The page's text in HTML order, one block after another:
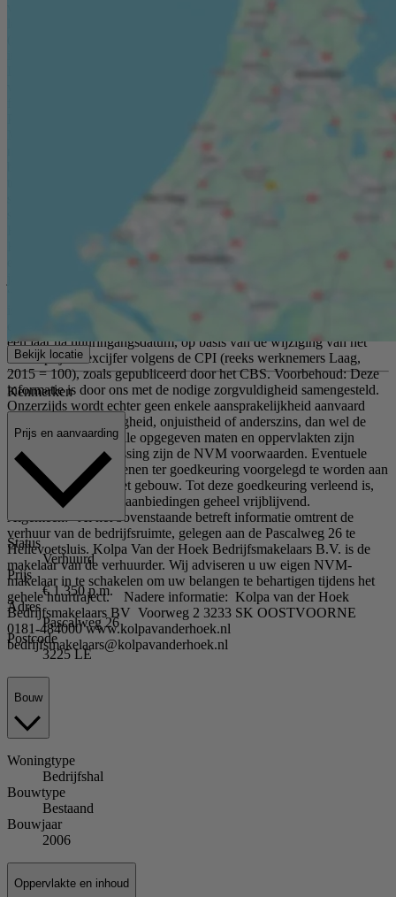
Diverse wandcontactdozen; - Hoogrendement cv-ketel (recent
ter grootte van drie volledige huurtermijnen (inclusief btw en
servicekosten). Betalingswijze: De huurpenningen, inclusief btw en
en andere bedrijfsruimte in de zin van artikel 7:230a BW (versie
“Bedrijventerrein Kickersbloem 2” van de gemeente Hellevoetsluis
is van toepassing. Het object valt onder de bestemming ‘bedrijf tot
en met categorie 3.2’. Huurprijs indexering: Jaarlijks, voor het eerst
één jaar na huuringangsdatum, op basis van de wijziging van het
maandprijsindexcijfer volgens de CPI (reeks werknemers Laag,
2015 = 100), zoals gepubliceerd door het CBS. Voorbehoud: Deze
informatie is door ons met de nodige zorgvuldigheid samengesteld.
Onzerzijds wordt echter geen enkele aansprakelijkheid aanvaard
voor enige onvolledigheid, onjuistheid of anderszins, dan wel de
gevolgen daarvan. Alle opgegeven maten en oppervlakten zijn
indicatief. Van toepassing zijn de NVM voorwaarden. Eventuele
verhuurtransacties dienen ter goedkeuring voorgelegd te worden aan
opdrachtgever van het gebouw. Tot deze goedkeuring verleend is,
zijn alle uitgebrachte aanbiedingen geheel vrijblijvend.
Algemeen: Al het bovenstaande betreft informatie omtrent de
verhuur van de bedrijfsruimte, gelegen aan de Pascalweg 26 te
Hellevoetsluis. Kolpa Van der Hoek Bedrijfsmakelaars B.V. is de
makelaar van de verhuurder. Wij adviseren u uw eigen NVM-
makelaar in te schakelen om uw belangen te behartigen tijdens het
gehele huurtraject. Nadere informatie: Kolpa van der Hoek
Bedrijfsmakelaars BV Voorweg 2 3233 SK OOSTVOORNE
0181-484000 www.kolpavanderhoek.nl
bedrijfsmakelaars@kolpavanderhoek.nl
Bekijk locatie
Kenmerken
Prijs en aanvaarding
Status
Verhuurd
Prijs
€ 1.350 p.m.
Adres
Pascalweg 26
Postcode
3225 LE
Bouw
Woningtype
Bedrijfshal
Bouwtype
Bestaand
Bouwjaar
2006
Oppervlakte en inhoud